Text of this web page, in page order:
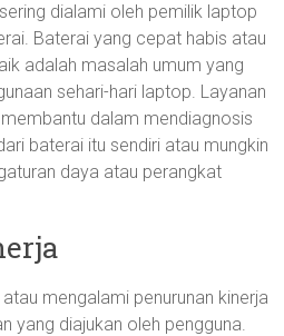
dialami oleh pemilik laptop
Baterai yang cepat habis atau
adalah masalah umum yang
sehari-hari laptop. Layanan
dalam mendiagnosis
baterai itu sendiri atau mungkin
daya atau perangkat
mengalami penurunan kinerja
yang diajukan oleh pengguna.